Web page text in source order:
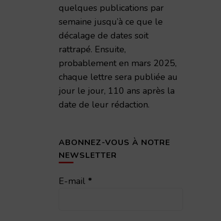
quelques publications par
semaine jusqu’à ce que le
décalage de dates soit
rattrapé. Ensuite,
probablement en mars 2025,
chaque lettre sera publiée au
jour le jour, 110 ans après la
date de leur rédaction.
ABONNEZ-VOUS À NOTRE
NEWSLETTER
E-mail *